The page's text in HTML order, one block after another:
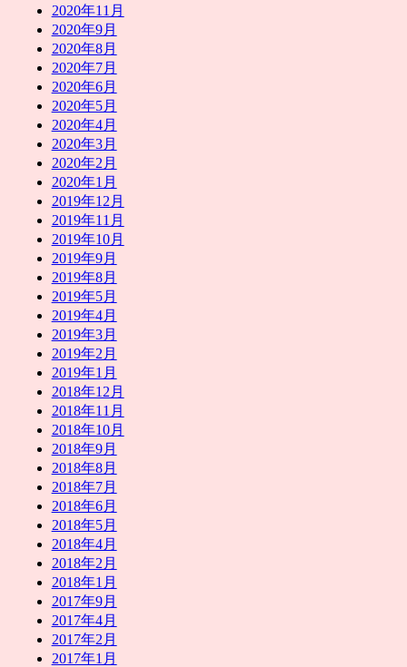
2020年11月
2020年9月
2020年8月
2020年7月
2020年6月
2020年5月
2020年4月
2020年3月
2020年2月
2020年1月
2019年12月
2019年11月
2019年10月
2019年9月
2019年8月
2019年5月
2019年4月
2019年3月
2019年2月
2019年1月
2018年12月
2018年11月
2018年10月
2018年9月
2018年8月
2018年7月
2018年6月
2018年5月
2018年4月
2018年2月
2018年1月
2017年9月
2017年4月
2017年2月
2017年1月